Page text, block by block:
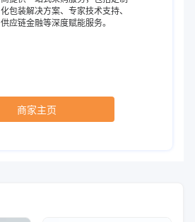
化包装解决方案、专家技术支持、
供应链金融等深度赋能服务。
商家主页